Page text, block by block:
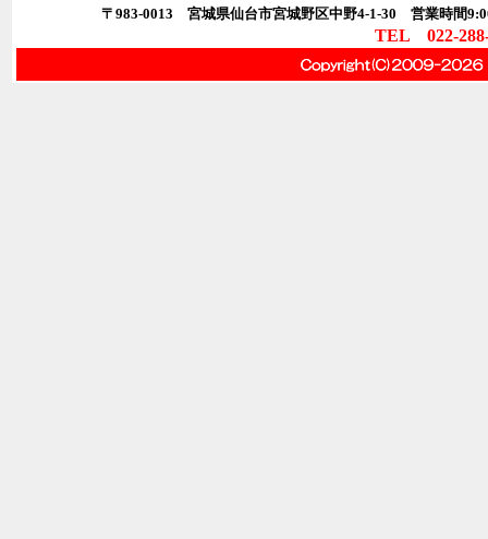
〒983-0013 宮城県仙台市宮城野区中野4-1-30 営業時間
TEL 022-